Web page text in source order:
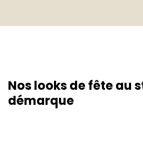
Nos looks de fête au
démarque